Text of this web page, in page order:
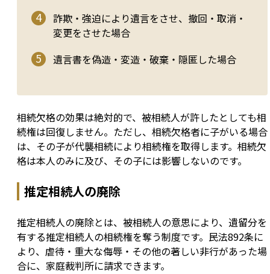
詐欺・強迫により遺言をさせ、撤回・取消・
変更をさせた場合
遺言書を偽造・変造・破棄・隠匿した場合
相続欠格の効果は絶対的で、被相続人が許したとしても相
続権は回復しません。ただし、相続欠格者に子がいる場合
は、その子が代襲相続により相続権を取得します。相続欠
格は本人のみに及び、その子には影響しないのです。
推定相続人の廃除
推定相続人の廃除とは、被相続人の意思により、遺留分を
有する推定相続人の相続権を奪う制度です。民法892条に
より、虐待・重大な侮辱・その他の著しい非行があった場
合に、家庭裁判所に請求できます。